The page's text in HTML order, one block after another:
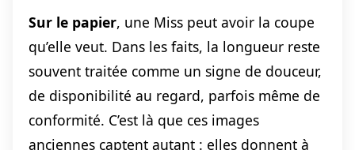
Sur le papier, une Miss peut avoir la coupe
qu’elle veut. Dans les faits, la longueur reste
souvent traitée comme un signe de douceur,
de disponibilité au regard, parfois même de
conformité. C’est là que ces images
anciennes captent autant : elles donnent à